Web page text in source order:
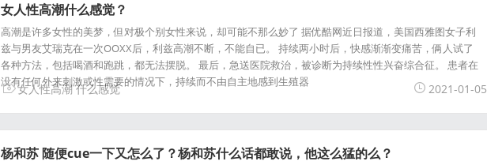
女人性高潮什么感觉？
高潮是许多女性的美梦，但对极个别女性来说，却可能不那么妙了 据优酷网近日报道，美国西雅图女子利
兹与男友艾瑞克在一次OOXX后，利兹高潮不断，不能自已。 持续两小时后，快感渐渐变痛苦，俩人试了
各种方法，包括喝酒和跑跳，都无法摆脱。 最后，急送医院救治，被诊断为持续性性兴奋综合征。 患者在
没有任何外来刺激或性需要的情况下，持续而不由自主地感到生殖器
女人性高潮 什么感觉 2021-01-05
杨和苏 随便cue一下又怎么了？杨和苏什么话都敢说，他这么猛的么？